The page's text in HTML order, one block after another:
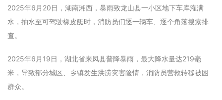
2025年6月20日，湖南湘西，暴雨致龙山县一小区地下车库灌满
水，抽水至可驾驶橡皮艇时，消防员们逐一辆车、逐个角落搜索排
查。
2025年6月19日，湖北省来凤县普降暴雨，最大降水量达219毫
米，导致部分城区、乡镇发生洪涝灾害险情，消防员营救转移被困
群众。